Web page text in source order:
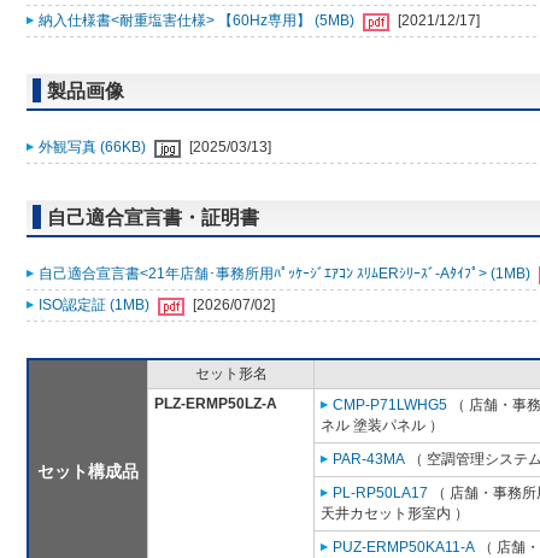
納入仕様書<耐重塩害仕様> 【60Hz専用】 (5MB)
[2021/12/17]
製品画像
外観写真 (66KB) [2025/03/13]
自己適合宣言書・証明書
自己適合宣言書<21年店舗･事務所用ﾊﾟｯｹｰｼﾞｴｱｺﾝ ｽﾘﾑERｼﾘｰｽﾞ-Aﾀｲﾌﾟ> (1MB)
ISO認定証 (1MB)
[2026/07/02]
セット構成品
セット形名
PLZ-ERMP50LZ-A
CMP-P71LWHG5 （ 店舗・事
ネル 塗装パネル ）
PAR-43MA （ 空調管理システ
PL-RP50LA17 （ 店舗・事務
天井カセット形室内 ）
PUZ-ERMP50KA11-A （ 店舗